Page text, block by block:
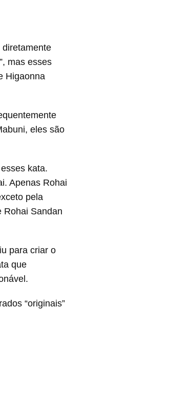
diretamente
mas esses
Higaonna
eles são
kata.
Apenas Rohai
pela
Rohai Sandan
para criar o
que
“originais”